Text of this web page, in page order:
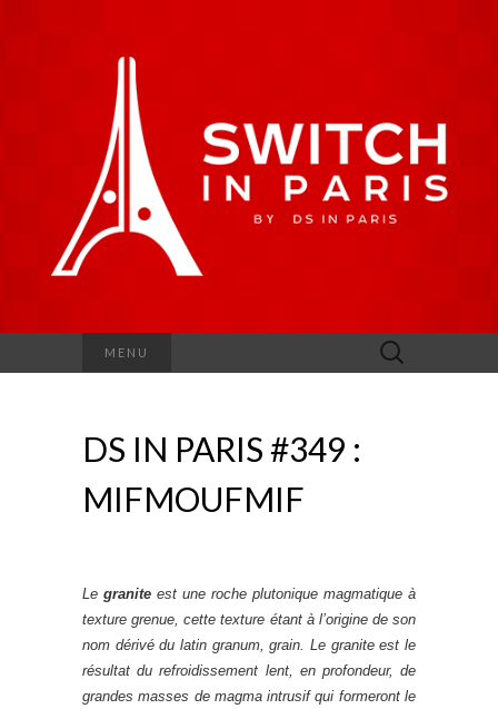
MENU Rechercher :
DS IN PARIS #349 :
MIFMOUFMIF
Le granite est une roche plutonique magmatique à
texture grenue, cette texture étant à l’origine de son
nom dérivé du latin granum, grain. Le granite est le
résultat du refroidissement lent, en profondeur, de
grandes masses de magma intrusif qui formeront le